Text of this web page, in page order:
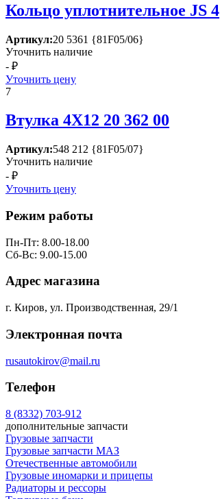
Кольцо уплотнительное JS 4
Артикул:20 5361 {81F05/06}
Уточнить наличие
- ₽
Уточнить цену
7
Втулка 4Х12 20 362 00
Артикул:548 212 {81F05/07}
Уточнить наличие
- ₽
Уточнить цену
Режим работы
Пн-Пт: 8.00-18.00
Сб-Вс: 9.00-15.00
Адрес магазина
г. Киров, ул. Производственная, 29/1
Электронная почта
rusautokirov@mail.ru
Телефон
8 (8332) 703-912
дополнительные запчасти
Грузовые запчасти
Грузовые запчасти МАЗ
Отечественные автомобили
Грузовые иномарки и прицепы
Радиаторы и рессоры